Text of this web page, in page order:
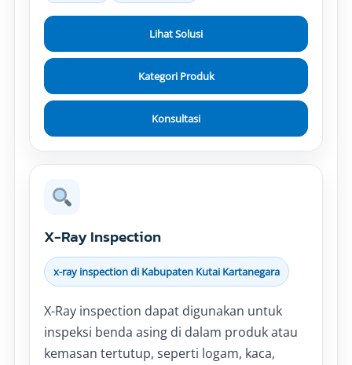
Lihat Solusi
Kategori Produk
Konsultasi
X-Ray Inspection
x-ray inspection di Kabupaten Kutai Kartanegara
X-Ray inspection dapat digunakan untuk
inspeksi benda asing di dalam produk atau
kemasan tertutup, seperti logam, kaca,